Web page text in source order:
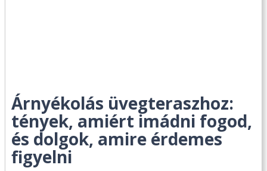
Árnyékolás üvegteraszhoz:
tények, amiért imádni fogod,
és dolgok, amire érdemes
figyelni